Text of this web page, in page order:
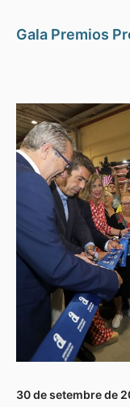
Gala Premios
30 de setembre de